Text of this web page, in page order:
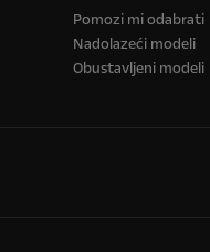
Pomozi mi odabrati
Nadolazeći modeli
Obustavljeni modeli